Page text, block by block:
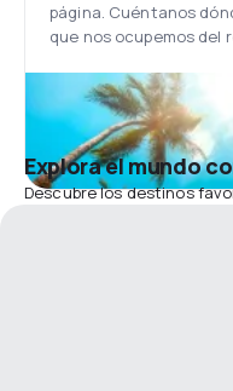
página. Cuéntanos
que nos ocupemos del
Explora el mundo
Descubre los destinos